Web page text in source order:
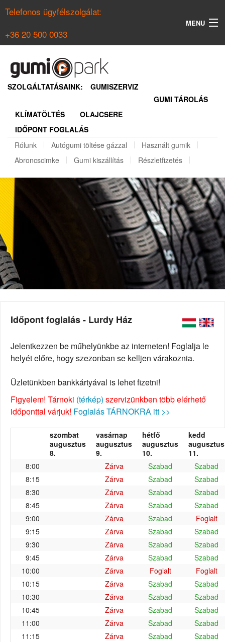
Telefonos ügyfélszolgálat:
+36 20 500 0033
MENU
NYÁRI GUMI KERESŐ
REGISZTRÁCIÓ
SZOLGÁLTATÁSAINK:
GUMISZERVIZ
GUMI TÁROLÁS
KLÍMATÖLTÉS
OLAJCSERE
IDŐPONT FOGLALÁS
Rólunk
Autógumi töltése gázzal
Használt gumik
Abroncscimke
Gumi kiszállítás Részletfizetés
Időpont foglalás - Lurdy Ház
Jelentkezzen be műhelyünkbe az interneten! Foglalja le
helyét előre, hogy szezonban se kelljen várakoznia.
Üzletünkben bankkártyával is lehet fizetni!
Figyelem! Tárnoki (térkép) szervizünkben több elérhető
időponttal várjuk! Foglalás TÁRNOKRA itt >>
szombat
augusztus
8.
vasárnap
augusztus
9.
hétfő
augusztus
10.
kedd
augusztus
11.
8:00
Zárva Szabad
Szabad
8:15
Zárva Szabad
Szabad
8:30
Zárva Szabad
Szabad
8:45
Zárva Szabad
Szabad
9:00
Zárva Szabad
Foglalt
9:15
Zárva Szabad
Szabad
9:30
Zárva Szabad
Szabad
9:45
Zárva Szabad
Szabad
10:00
Zárva Foglalt
Foglalt
10:15
Zárva Szabad
Szabad
10:30
Zárva Szabad
Szabad
10:45
Zárva Szabad
Szabad
11:00
Zárva Szabad
Szabad
11:15
Zárva Szabad
Szabad